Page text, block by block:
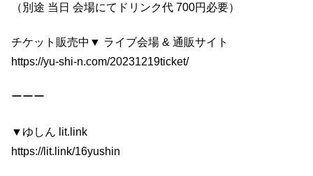
（別途 当日 会場にてドリンク代 700円必要）
チケット販売中▼ ライブ会場 & 通販サイト
https://yu-shi-n.com/20231219ticket/
ーーー
▼ゆしん lit.link
https://lit.link/16yushin